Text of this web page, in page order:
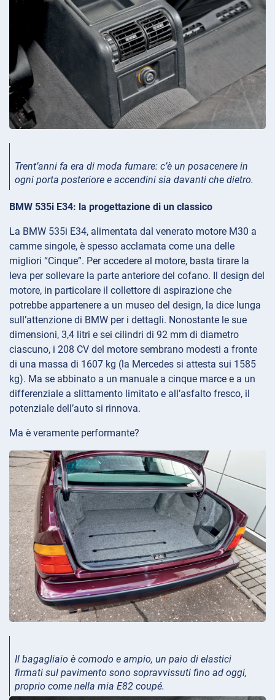
Trent’anni fa era di moda fumare: c’è un posacenere in
ogni porta posteriore e accendini sia davanti che dietro.
BMW 535i E34: la progettazione di un classico
La BMW 535i E34, alimentata dal venerato motore M30 a
camme singole, è spesso acclamata come una delle
migliori “Cinque”. Per accedere al motore, basta tirare la
leva per sollevare la parte anteriore del cofano. Il design del
motore, in particolare il collettore di aspirazione che
potrebbe appartenere a un museo del design, la dice lunga
sull’attenzione di BMW per i dettagli. Nonostante le sue
dimensioni, 3,4 litri e sei cilindri di 92 mm di diametro
ciascuno, i 208 CV del motore sembrano modesti a fronte
di una massa di 1607 kg (la Mercedes si attesta sui 1585
kg). Ma se abbinato a un manuale a cinque marce e a un
differenziale a slittamento limitato e all’asfalto fresco, il
potenziale dell’auto si rinnova.
Ma è veramente performante?
Il bagagliaio è comodo e ampio, un paio di elastici
firmati sul pavimento sono sopravvissuti fino ad oggi,
proprio come nella mia E82 coupé.